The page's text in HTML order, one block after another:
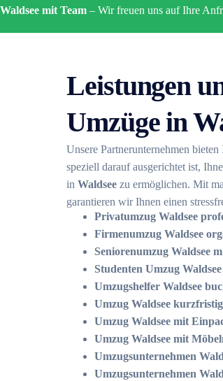
mit Team – Wir freuen uns auf Ihre
Leistungen
Umzüge in
Unsere Partnerunternehmen
speziell darauf ausgerichtet ist,
in Waldsee zu ermöglichen. Mit
garantieren wir Ihnen einen
Privatumzug Waldsee
Firmenumzug Waldsee
Seniorenumzug Waldsee
Studenten Umzug
Umzugshelfer Waldsee
Umzug Waldsee
Umzug Waldsee mit
Umzug Waldsee mit
Umzugsunternehmen
Umzugsunternehmen